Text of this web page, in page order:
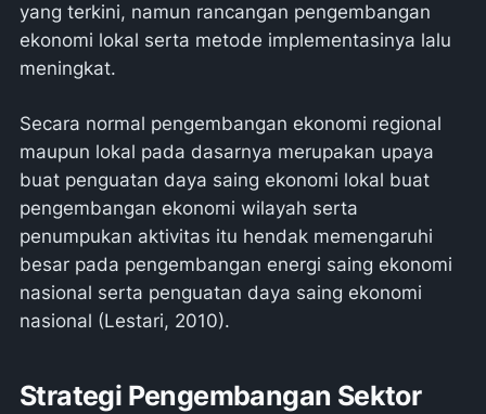
yang terkini, namun rancangan pengembangan
ekonomi lokal serta metode implementasinya lalu
meningkat.
Secara normal pengembangan ekonomi regional
maupun lokal pada dasarnya merupakan upaya
buat penguatan daya saing ekonomi lokal buat
pengembangan ekonomi wilayah serta
penumpukan aktivitas itu hendak memengaruhi
besar pada pengembangan energi saing ekonomi
nasional serta penguatan daya saing ekonomi
nasional (Lestari, 2010).
Strategi Pengembangan Sektor